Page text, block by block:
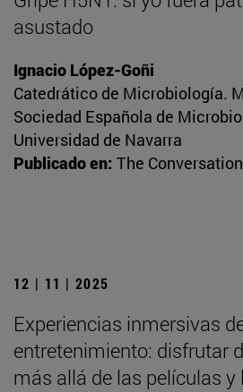
asustado
Ignacio López-Goñi
Catedrático de Microbiología.
Sociedad Española de
Universidad de Navarra
Publicado en: The
12 | 11 | 2025
Experiencias inmersivas
entretenimiento: disfrutar
más allá de las películas y